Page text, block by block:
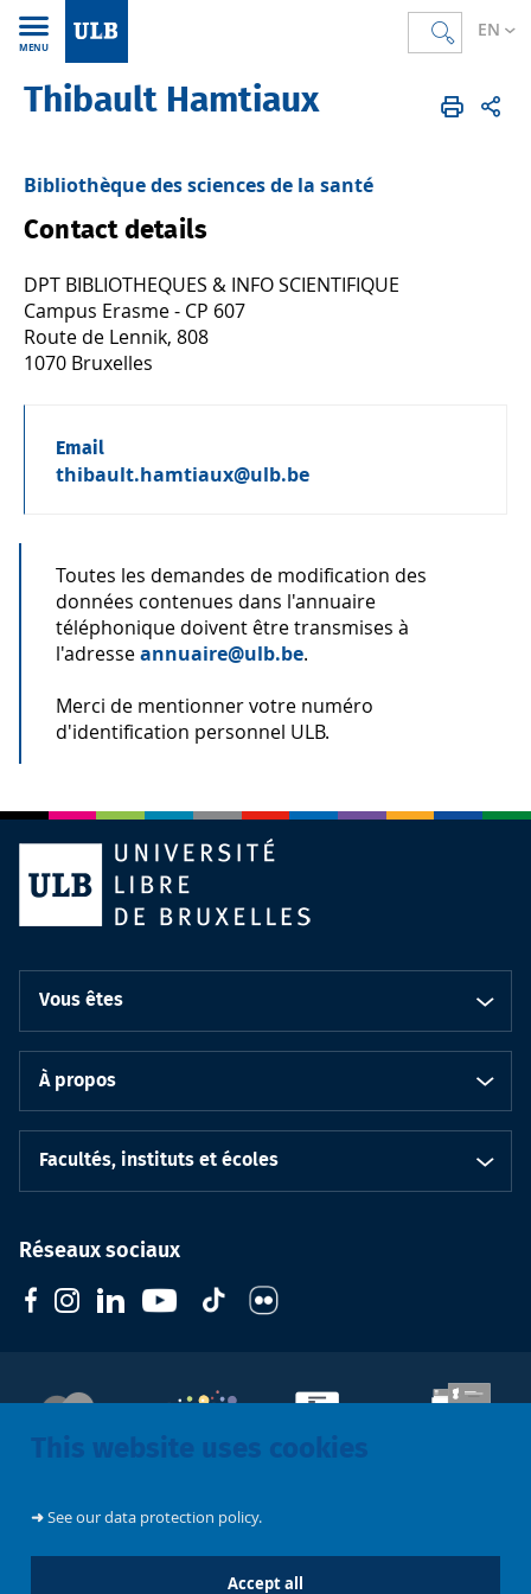
This website uses cookies
➜See our data protection policy.
Accept all
EN
MENU
Accueil FR Annuaire
Thibault Hamtiaux
Bibliothèque des sciences de la santé
Contact details
DPT BIBLIOTHEQUES & INFO SCIENTIFIQUE
Campus Erasme - CP 607
Route de Lennik, 808
1070 Bruxelles
Email
thibault.hamtiaux@ulb.be
Toutes les demandes de modification des
données contenues dans l'annuaire
téléphonique doivent être transmises à
l'adresseannuaire@ulb.be.
Merci de mentionner votre numéro
d'identification personnel ULB.
Vous êtes
À propos
Facultés, instituts et écoles
Réseaux sociaux
Soutenez